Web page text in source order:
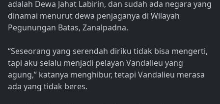
adalah Dewa Jahat Labirin, dan sudah ada negara yang
dinamai menurut dewa penjaganya di Wilayah
Pegunungan Batas, Zanalpadna.
“Seseorang yang serendah diriku tidak bisa mengerti,
tapi aku selalu menjadi pelayan Vandalieu yang
agung,” katanya menghibur, tetapi Vandalieu merasa
ada yang tidak beres.